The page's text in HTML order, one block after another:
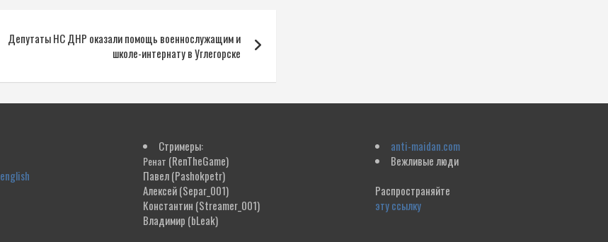
Депутаты НС ДНР оказали помощь военнослужащим и
школе-интернату в Углегорске
english
Стримеры:
Ренат (RenTheGame)
Павел(Pashokpetr)
Алексей(Separ_001)
Константин (Streamer_001)
Владимир (bLeak)
anti-maidan.com
Вежливые люди
Распространяйте
эту ссылку